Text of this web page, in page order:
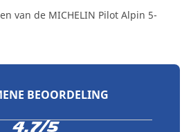
van de MICHELIN Pilot Alpin 5-
BEOORDELING
4.7/5